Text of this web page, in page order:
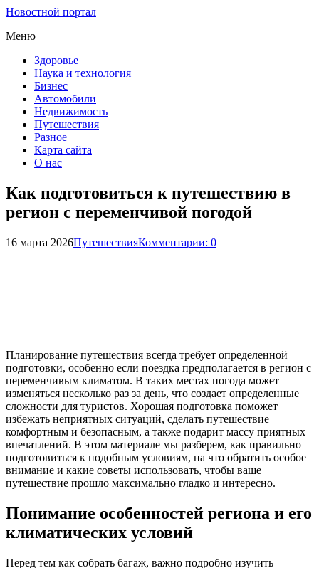
Новостной портал
Меню
Здоровье
Наука и технология
Бизнес
Автомобили
Недвижимость
Путешествия
Разное
Карта сайта
О нас
Как подготовиться к путешествию в
регион с переменчивой погодой
16 марта 2026ПутешествияКомментарии: 0
Планирование путешествия всегда требует определенной
подготовки, особенно если поездка предполагается в регион с
переменчивым климатом. В таких местах погода может
изменяться несколько раз за день, что создает определенные
сложности для туристов. Хорошая подготовка поможет
избежать неприятных ситуаций, сделать путешествие
комфортным и безопасным, а также подарит массу приятных
впечатлений. В этом материале мы разберем, как правильно
подготовиться к подобным условиям, на что обратить особое
внимание и какие советы использовать, чтобы ваше
путешествие прошло максимально гладко и интересно.
Понимание особенностей региона и его
климатических условий
Перед тем как собрать багаж, важно подробно изучить